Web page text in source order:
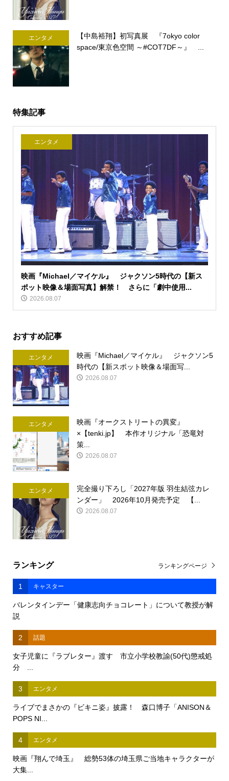
エンタメ
【中島裕翔】初写真展 『7okyo color
space/東京色空間 ～#COT7DF～』 ...
特集記事
エンタメ
映画『Michael／マイケル』 ジャクソン5時代の【新ス
ポット映像＆場面写真】解禁！ さらに「劇中使用...
2026.08.07
おすすめ記事
エンタメ
映画『Michael／マイケル』 ジャクソン5
時代の【新スポット映像＆場面写...
2026.08.07
エンタメ
映画『オークストリートの異変』
×【tenki.jp】 本作オリジナル「恐竜対
策...
2026.08.07
エンタメ
完全撮り下ろし「2027年版 羽生結弦カレ
ンダー」 2026年10月発売予定 【...
2026.08.07
ランキング
1 キャスター
バレンタインデー「健康志向チョコレート」について教授が解
説
2 話題
女子児童に『ラブレター』渡す 市立小学校教諭(50代)懲戒処
分 ...
3 エンタメ
ライブでまさかの『ビキニ姿』披露！ 森口博子「ANISON＆
POPS NI...
4 エンタメ
映画『翔んで埼玉』 総勢53体の埼玉県ご当地キャラクターが
大集...
ランキングページ